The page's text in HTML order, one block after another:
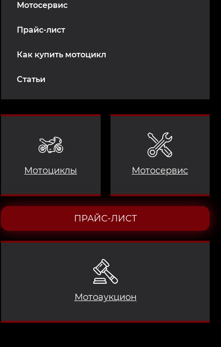
Мотосервис
Прайс-лист
Как купить мотоцикл
Статьи
Мотоциклы
Мотоаукцион
Мотосервис
ПРАЙС-ЛИСТ